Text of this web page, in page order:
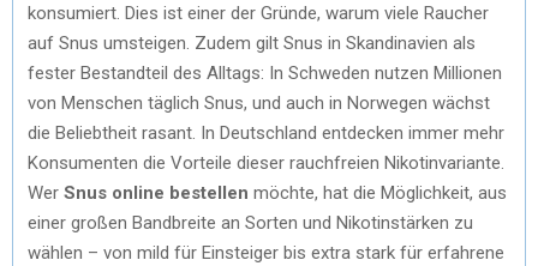
konsumiert. Dies ist einer der Gründe, warum viele Raucher
auf Snus umsteigen. Zudem gilt Snus in Skandinavien als
fester Bestandteil des Alltags: In Schweden nutzen Millionen
von Menschen täglich Snus, und auch in Norwegen wächst
die Beliebtheit rasant. In Deutschland entdecken immer mehr
Konsumenten die Vorteile dieser rauchfreien Nikotinvariante.
Wer Snus online bestellen möchte, hat die Möglichkeit, aus
einer großen Bandbreite an Sorten und Nikotinstärken zu
wählen – von mild für Einsteiger bis extra stark für erfahrene